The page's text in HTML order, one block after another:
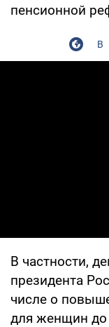
пенсионной
В частности,
президента
числе о
для женщин до